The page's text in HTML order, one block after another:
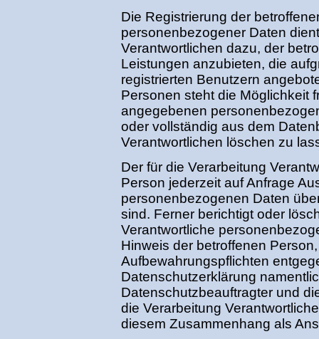
Die Registrierung der
personenbezogener Daten
Verantwortlichen dazu, der
Leistungen anzubieten, die
registrierten Benutzern
Personen steht die Möglichkeit
angegebenen
oder vollständig aus dem
Verantwortlichen löschen zu
Der für die Verarbeitung
Person jederzeit auf Anfrage
personenbezogenen Daten
sind. Ferner berichtigt oder
Verantwortliche
Hinweis der betroffenen
Aufbewahrungspflichten
Datenschutzerklärung
Datenschutzbeauftragter und
die Verarbeitung
diesem Zusammenhang als